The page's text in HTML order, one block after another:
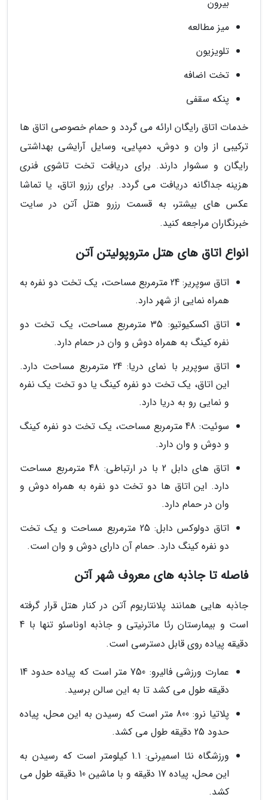
بیرون
میز مطالعه
تلویزیون
تخت اضافه
پنکه سقفی
خدمات اتاق رایگان ارائه می گردد و حمام خصوصی اتاق ها
ترکیبی از وان و دوش، دمپایی، وسایل آرایشی بهداشتی
رایگان و سشوار دارند. برای دریافت تخت تاشوی فنری
هزینه جداگانه دریافت می گردد. برای رزرو اتاق، یا تماشا
عکس های بیشتر، به قسمت رزرو هتل آتن در سایت
خبرنگاران مراجعه کنید.
انواع اتاق های هتل متروپولیتن آتن
اتاق سوپریر: 24 مترمربع مساحت، یک تخت دو نفره به
همراه نمایی از شهر دارد.
اتاق اکسکیوتیو: 35 مترمربع مساحت، یک تخت دو
نفره کینگ به همراه دوش و وان در حمام دارد.
اتاق سوپریر با نمای دریا: 24 مترمربع مساحت دارد.
این اتاق، یک تخت دو نفره کینگ یا دو تخت یک نفره
و نمایی رو به دریا دارد.
سوئیت: 48 مترمربع مساحت، یک تخت دو نفره کینگ
و دوش و وان دارد.
اتاق های دابل 2 با در ارتباطی: 48 مترمربع مساحت
دارد. این اتاق ها دو تخت دو نفره به همراه دوش و
وان در حمام دارد.
اتاق دولوکس دابل: 25 مترمربع مساحت و یک تخت
دو نفره کینگ دارد. حمام آن دارای دوش و وان است.
فاصله تا جاذبه های معروف شهر آتن
جاذبه هایی همانند پلانتاریوم آتن در کنار هتل قرار گرفته
است و بیمارستان رئا ماترنیتی و جاذبه اوناسئو تنها با 4
دقیقه پیاده روی قابل دسترسی است.
عمارت ورزشی فالیرو: 750 متر است که پیاده حدود 14
دقیقه طول می کشد تا به این سالن برسید.
پلاتیا نرو: 800 متر است که رسیدن به این محل، پیاده
حدود 25 دقیقه طول می کشد.
ورزشگاه نئا اسمیرنی: 1.1 کیلومتر است که رسیدن به
این محل، پیاده 17 دقیقه و با ماشین 10 دقیقه طول می
کشد.